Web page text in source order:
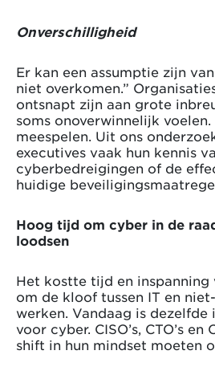
Onverschilligheid
Er kan een assumptie zijn
niet overkomen.”
ontsnapt zijn aan grote
soms onoverwinnelijk
meespelen. Uit ons
executives vaak hun kennis
cyberbedreigingen of de
huidige
Hoog tijd om cyber in de
loodsen
Het kostte tijd en inspanning
om de kloof tussen IT en
werken. Vandaag is dezelfde
voor cyber. CISO’s, CTO’s en
shift in hun mindset moeten